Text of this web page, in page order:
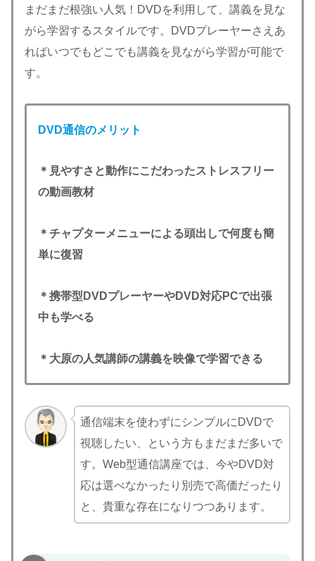
まだまだ根強い人気！DVDを利用して、講義を見な
がら学習するスタイルです。DVDプレーヤーさえあ
ればいつでもどこでも講義を見ながら学習が可能で
す。
DVD通信のメリット
＊見やすさと動作にこだわったストレスフリー
の動画教材
＊チャプターメニューによる頭出しで何度も簡
単に復習
＊携帯型DVDプレーヤーやDVD対応PCで出張
中も学べる
＊大原の人気講師の講義を映像で学習できる
通信端末を使わずにシンプルにDVDで
視聴したい、という方もまだまだ多いで
す。Web型通信講座では、今やDVD対
応は選べなかったり別売で高価だったり
と、貴重な存在になりつつあります。